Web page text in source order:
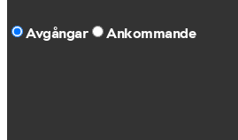
Avgångar Ankommande